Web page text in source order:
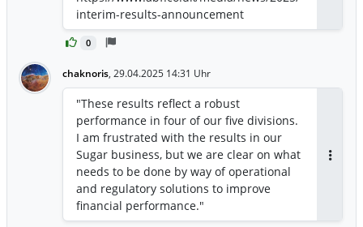
0
interim-results-announcement
chaknoris, 29.04.2025 14:31 Uhr
"These results reflect a robust
performance in four of our five divisions.
I am frustrated with the results in our
Sugar business, but we are clear on what
needs to be done by way of operational
and regulatory solutions to improve
financial performance."